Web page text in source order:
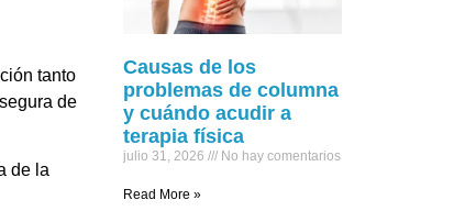
tanto
de
de la
Causas de los
problemas de columna
y cuándo acudir a
terapia física
julio 31, 2026 No hay comentarios
Read More »